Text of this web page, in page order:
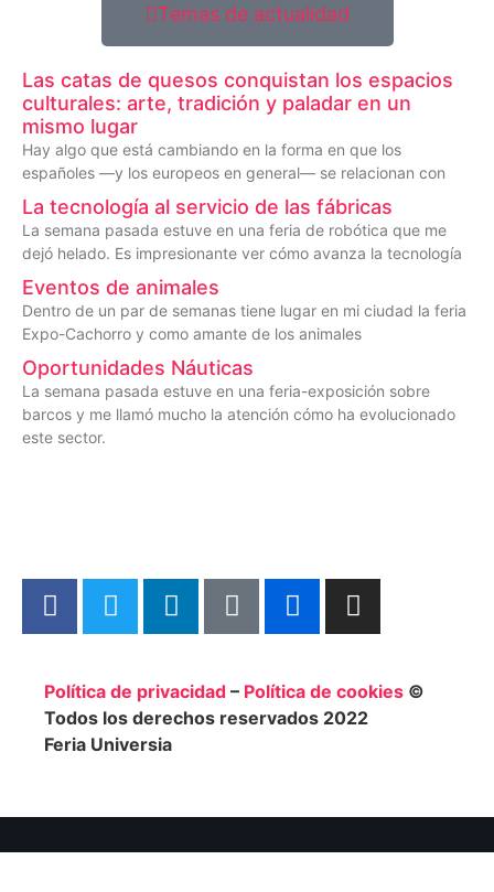
Temas de actualidad
Las catas de quesos conquistan los espacios
culturales: arte, tradición y paladar en un
mismo lugar
Hay algo que está cambiando en la forma en que los
españoles —y los europeos en general— se relacionan con
La tecnología al servicio de las fábricas
La semana pasada estuve en una feria de robótica que me
dejó helado. Es impresionante ver cómo avanza la tecnología
Eventos de animales
Dentro de un par de semanas tiene lugar en mi ciudad la feria
Expo-Cachorro y como amante de los animales
Oportunidades Náuticas
La semana pasada estuve en una feria-exposición sobre
barcos y me llamó mucho la atención cómo ha evolucionado
este sector.
Política de privacidad – Política de cookies ©
Todos los derechos reservados 2022
Feria Universia